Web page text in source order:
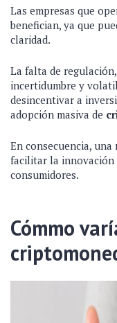
Las empresas que
benefician, ya que
claridad.
La falta de
incertidumbre y
desincentivar a
adopción masiva de
En consecuencia,
facilitar la innovación
consumidores.
Cómmo